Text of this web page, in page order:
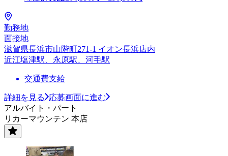
勤務地
面接地
滋賀県長浜市山階町271-1 イオン長浜店内
近江塩津駅、永原駅、河毛駅
交通費支給
詳細を見る
応募画面に進む
アルバイト・パート
リカーマウンテン 本店